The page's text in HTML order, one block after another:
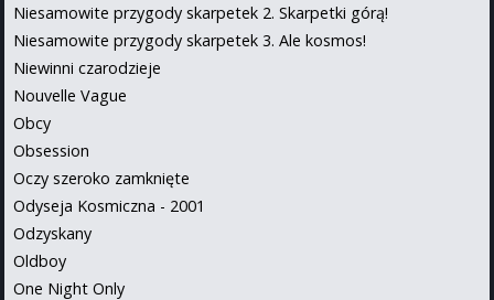
Niesamowite przygody skarpetek 2. Skarpetki górą!
Niesamowite przygody skarpetek 3. Ale kosmos!
Niewinni czarodzieje
Nouvelle Vague
Obcy
Obsession
Oczy szeroko zamknięte
Odyseja Kosmiczna - 2001
Odzyskany
Oldboy
One Night Only